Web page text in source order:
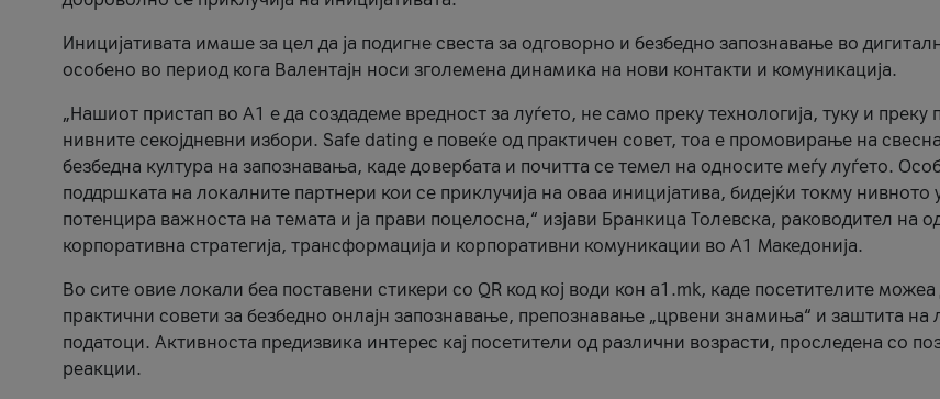
Иницијативата имаше за цел да ја подигне свеста за одговорно и безбедно запознавање во
особено во период кога Валентајн носи зголемена динамика на нови контакти и комуникација.
„Нашиот пристап во А1 е да создадеме вредност за луѓето, не само преку технологија, туку и преку
нивните секојдневни избори. Safe dating е повеќе од практичен совет, тоа е промовирање на
безбедна култура на запознавања, каде довербата и почитта се темел на односите меѓу луѓето.
поддршката на локалните партнери кои се приклучија на оваа иницијатива, бидејќи токму нивното
потенцира важноста на темата и ја прави поцелосна,“ изјави Бранкица Толевска, раководител на
корпоративна стратегија, трансформација и корпоративни комуникации во А1 Македонија.
Во сите овие локали беа поставени стикери со QR код кој води кон a1.mk, каде посетителите можеа
практични совети за безбедно онлајн запознавање, препознавање „црвени знамиња“ и заштита на
податоци. Активноста предизвика интерес кај посетители од различни возрасти, проследена со
реакции.